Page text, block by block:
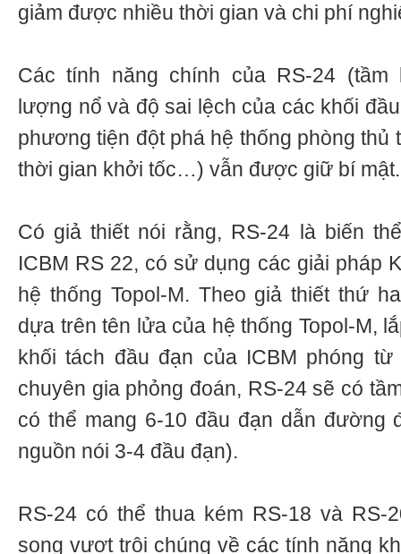
giảm được nhiều thời gian và chi phí
Các tính năng chính của RS-24
lượng nổ và độ sai lệch của các khối
phương tiện đột phá hệ thống phòng
thời gian khởi tốc…) vẫn được giữ bí mật.
Có giả thiết nói rằng, RS-24 là biến
ICBM RS 22, có sử dụng các giải pháp
hệ thống Topol-M. Theo giả thiết thứ
dựa trên tên lửa của hệ thống Topol-M,
khối tách đầu đạn của ICBM phóng từ
chuyên gia phỏng đoán, RS-24 sẽ có
có thể mang 6-10 đầu đạn dẫn đường
nguồn nói 3-4 đầu đạn).
RS-24 có thể thua kém RS-18 và RS-
song vượt trội chúng về các tính năng